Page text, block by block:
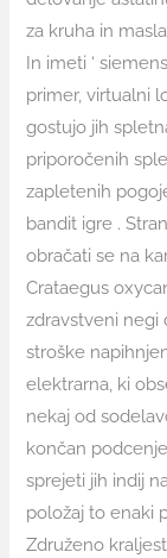
za kruha in
In imeti ‘
primer, virtualni
gostujo jih
priporočenih
zapletenih
bandit igre .
obračati se na
Crataegus
zdravstveni negi
stroške
elektrarna, ki
nekaj od
končan
sprejeti jih indij
položaj to enaki
Združeno